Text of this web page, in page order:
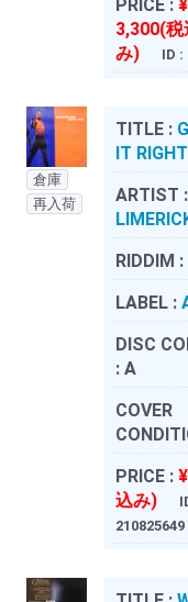
PRICE : ¥
3,300(税
み)
ID :
倉庫
再入荷
TITLE :
IT RIGHT
ARTIST :
RIDDIM :
LABEL :
DISC
: A
COVER
PRICE :
込み)
210825649